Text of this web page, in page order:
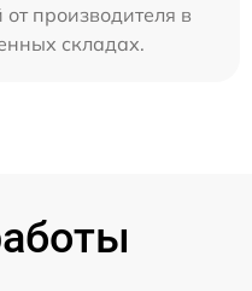
производителя в
складах.